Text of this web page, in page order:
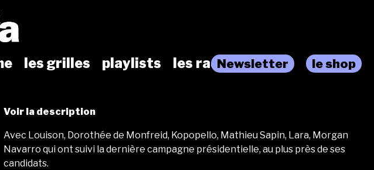
les grilles playlists les radiosNewsletter le shop
Voir la description
Avec Louison, Dorothée de Monfreid, Kopopello, Mathieu Sapin, Lara, Morgan
Navarro qui ont suivi la dernière campagne présidentielle, au plus près de ses
candidats.